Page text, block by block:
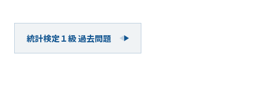
統計検定１級 過去問題